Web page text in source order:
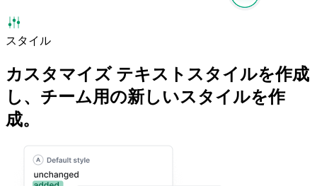
スタイル
カスタマイズ テキストスタイルを作成
し、チーム用の新しいスタイルを作
成。